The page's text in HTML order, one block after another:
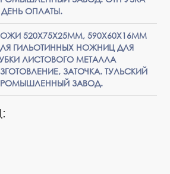
ДЕНЬ ОПЛАТЫ.
520Х75Х25ММ, 590Х60Х16ММ
ГИЛЬОТИННЫХ НОЖНИЦ ДЛЯ
ЛИСТОВОГО МЕТАЛЛА
ЗАТОЧКА. ТУЛЬСКИЙ
ЗАВОД.